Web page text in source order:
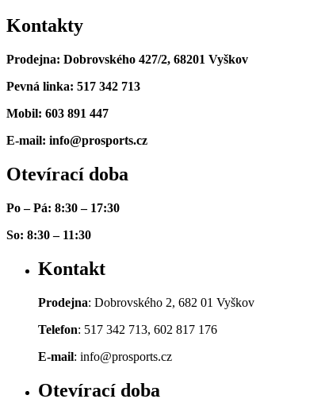
Kontakty
Prodejna: Dobrovského 427/2, 68201 Vyškov
Pevná linka: 517 342 713
Mobil: 603 891 447
E-mail: info@prosports.cz
Otevírací doba
Po – Pá: 8:30 – 17:30
So: 8:30 – 11:30
Kontakt
Prodejna: Dobrovského 2, 682 01 Vyškov
Telefon: 517 342 713, 602 817 176
E-mail: info@prosports.cz
Otevírací doba